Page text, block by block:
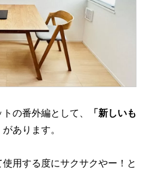
の番外編として、
「新しいも
があります。
用する度にサクサクやー！と